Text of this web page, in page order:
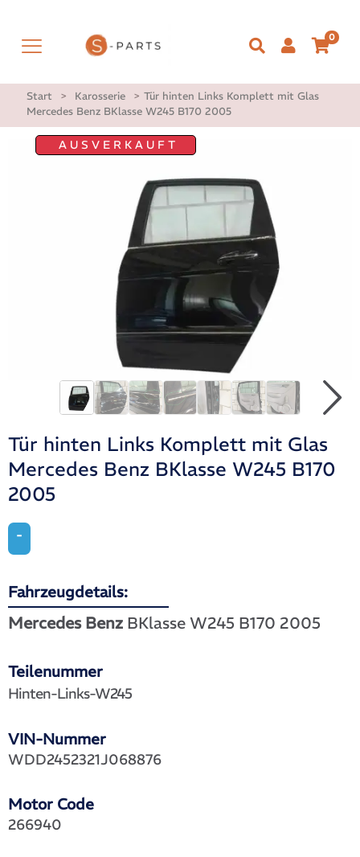
0
Start > Karosserie > Tür hinten Links Komplett mit Glas
Mercedes Benz BKlasse W245 B170 2005
AUSVERKAUFT
Tür hinten Links Komplett mit Glas
Mercedes Benz BKlasse W245 B170
2005
-
Fahrzeugdetails:
Mercedes Benz BKlasse W245 B170 2005
Teilenummer
VIN-Nummer
Hinten-Links-W245
WDD2452321J068876
Motor Code
266940